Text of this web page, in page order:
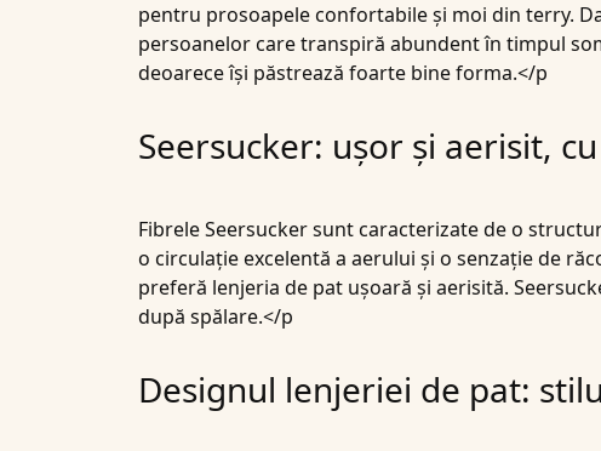
pentru prosoapele confortabile și moi din terry.
persoanelor care transpiră abundent în timpul
deoarece își păstrează foarte bine forma.</p
Seersucker: ușor și aerisit,
Fibrele Seersucker sunt caracterizate de o
o circulație excelentă a aerului și o senzație de
preferă lenjeria de pat ușoară și aerisită.
după spălare.</p
Designul lenjeriei de pat: